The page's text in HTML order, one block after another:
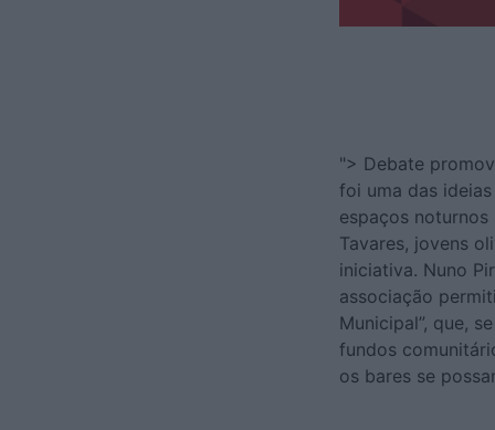
"> Debate
foi uma das
espaços
Tavares, jovens
iniciativa. Nuno
associação
Municipal”, que,
fundos
os bares se